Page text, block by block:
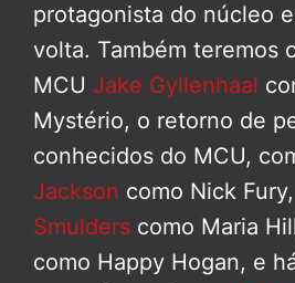
protagonista do núcleo
volta. Também teremos
MCU Jake Gyllenhaal
Mystério, o retorno de
conhecidos do MCU,
Jackson como Nick Fury,
Smulders como Maria
como Happy Hogan, e